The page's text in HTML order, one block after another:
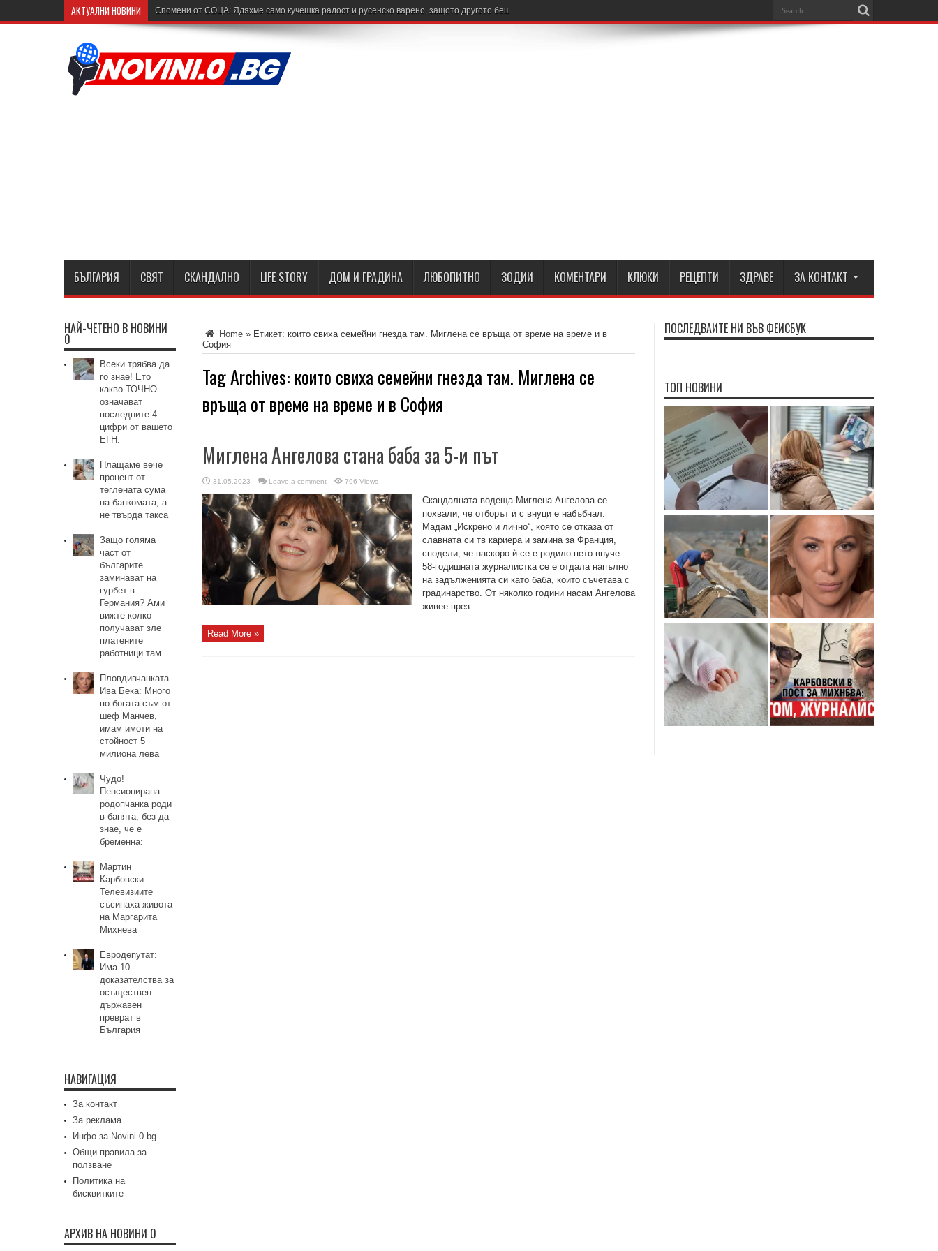
АКТУАЛНИ НОВИНИ Спомени от СОЦА: Ядяхме само кучешка радост и русенско варено, защото другото беше само с връзки
БЪЛГАРИЯ СВЯТ СКАНДАЛНО LIFE STORY ДОМ И ГРАДИНА ЛЮБОПИТНО ЗОДИИ КОМЕНТАРИ КЛЮКИ РЕЦЕПТИ ЗДРАВЕ ЗА КОНТАКТ
Home » Етикет: които свиха семейни гнезда там. Миглена се връща от време на време и в
София
Tag Archives: които свиха семейни гнезда там. Миглена се
връща от време на време и в София
Миглена Ангелова стана баба за 5-и път
31.05.2023 Leave a comment 796 Views
Скандалната водеща Миглена Ангелова се
похвали, че отборът ѝ с внуци е набъбнал.
Мадам „Искрено и лично“, която се отказа от
славната си тв кариера и замина за Франция,
сподели, че наскоро ѝ се е родило пето внуче.
58-годишната журналистка се е отдала напълно
на задълженията си като баба, които съчетава с
градинарство. От няколко години насам Ангелова
живее през ...
Read More »
НАЙ-ЧЕТЕНО В НОВИНИ
0
Всеки трябва да
го знае! Ето
какво ТОЧНО
означават
последните 4
цифри от вашето
ЕГН:
Плащаме вече
процент от
теглената сума
на банкомата, а
не твърда такса
Защо голяма
част от
българите
заминават на
гурбет в
Германия? Ами
вижте колко
получават зле
платените
работници там
Пловдивчанката
Ива Бека: Много
по-богата съм от
шеф Манчев,
имам имоти на
стойност 5
милиона лева
Чудо!
Пенсионирана
родопчанка роди
в банята, без да
знае, че е
бременна:
Мартин
Карбовски:
Телевизиите
съсипаха живота
на Маргарита
Михнева
Евродепутат:
Има 10
доказателства за
осъществен
държавен
преврат в
България
НАВИГАЦИЯ
За контакт
За реклама
Инфо за Novini.0.bg
Общи правила за
ползване
Политика на
бисквитките
АРХИВ НА НОВИНИ 0
ПОСЛЕДВАЙТЕ НИ ВЪВ ФЕЙСБУК
ТОП НОВИНИ